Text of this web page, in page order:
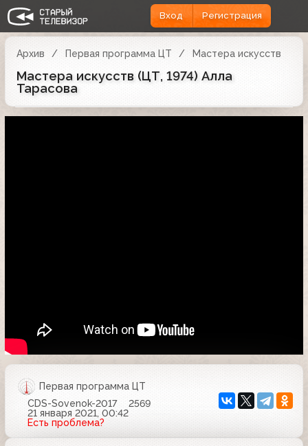
Вход Регистрация
Архив Первая программа ЦТ Мастера искусств
Мастера искусств (ЦТ, 1974) Алла
Тарасова
Первая программа ЦТ
CDS-Sovenok-2017
2569
21 января 2021, 00:42
Есть проблема?